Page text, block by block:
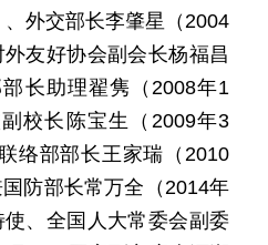
外交部长李肇星（2004
友好协会副会长杨福昌
部长助理翟隽（2008年1
校长陈宝生（2009年3
络部部长王家瑞（2010
防部长常万全（2014年
、全国人大常委会副委